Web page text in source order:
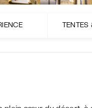
TENTES